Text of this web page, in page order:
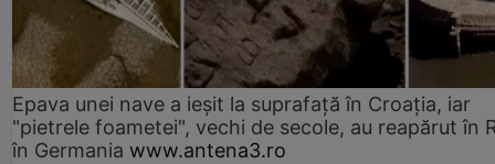
Epava unei nave a ieșit la suprafață în Croația, iar
"pietrele foametei", vechi de secole, au reapărut în
în Germania www.antena3.ro